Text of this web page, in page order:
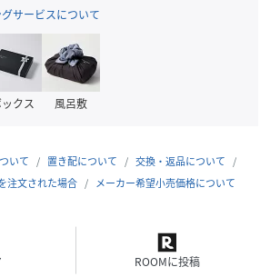
縮性のある、通気性の良いチュール素材
ロラストーンのチャーム付き。
し不可
、実際と色味が異なって見える場合があ
サービスについて
クス 風呂敷
いて 置き配について
交換・返品について
注文された場合
メーカー希望小売価格について
ROOMに投稿